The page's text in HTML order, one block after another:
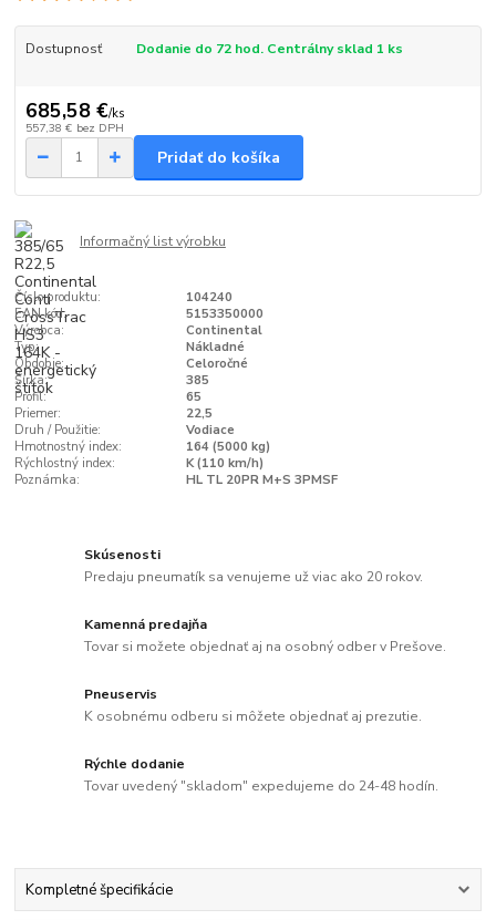
Dostupnosť Dodanie do 72 hod. Centrálny sklad 1 ks
685,58 €/ks
557,38 € bez DPH
Pridať do košíka
Informačný list výrobku
Číslo produktu:
104240
EAN kód:
5153350000
Výrobca:
Continental
Typ:
Nákladné
Obdobie:
Celoročné
Šírka:
385
Profil:
65
Priemer:
22,5
Druh / Použitie:
Vodiace
Hmotnostný index:
164 (5000 kg)
Rýchlostný index:
K (110 km/h)
Poznámka:
HL TL 20PR M+S 3PMSF
Skúsenosti
Predaju pneumatík sa venujeme už viac ako 20 rokov.
Kamenná predajňa
Tovar si možete objednať aj na osobný odber v Prešove.
Pneuservis
K osobnému odberu si môžete objednať aj prezutie.
Rýchle dodanie
Tovar uvedený "skladom" expedujeme do 24-48 hodín.
Kompletné špecifikácie